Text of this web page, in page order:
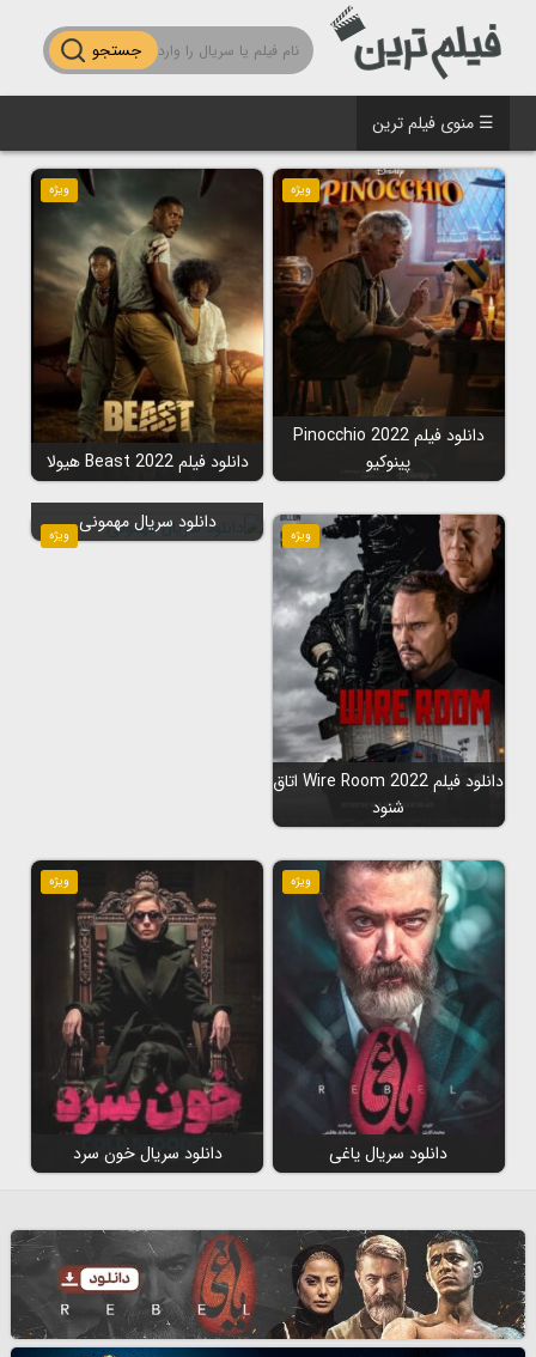
جستجو
☰ منوی فیلم ترین
ویژه
دانلود فیلم Pinocchio 2022
پینوکیو
ویژه
دانلود فیلم Beast 2022 هیولا
ویژه
دانلود فیلم Wire Room 2022 اتاق
شنود
ویژه
دانلود سریال مهمونی
ویژه
دانلود سریال یاغی
ویژه
دانلود سریال خون سرد